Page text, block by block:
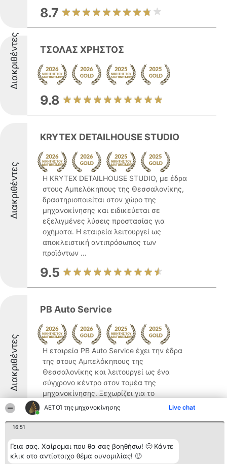
ΑΕΤΟΊ της μηχανοκίνησης Live chat
16:51
Γεια σας. Χαίρομαι που θα σας βοηθήσω! 🙂 Κάντε
κλικ στο αντίστοιχο θέμα συνομιλίας! 🙂
8.7
Διακριθέντες ΤΣΟΛΑΣ ΧΡΗΣΤΟΣ
9.8
Διακριθέντες
KRYTEX DETAILHOUSE STUDIO
Η KRYTEX DETAILHOUSE STUDIO, με έδρα
στους Αμπελόκηπους της Θεσσαλονίκης,
δραστηριοποιείται στον χώρο της
μηχανοκίνησης και ειδικεύεται σε
εξελιγμένες λύσεις προστασίας για
οχήματα. Η εταιρεία λειτουργεί ως
αποκλειστική αντιπρόσωπος των
προϊόντων ...
9.5
Διακριθέντες
PB Auto Service
Η εταιρεία PB Auto Service έχει την έδρα
της στους Αμπελόκηπους της
Θεσσαλονίκης και λειτουργεί ως ένα
σύγχρονο κέντρο στον τομέα της
μηχανοκίνησης. Ξεχωρίζει για το
εξειδικευμένο προσωπικό της, το οποίο
αντιμετωπίζει ...
10